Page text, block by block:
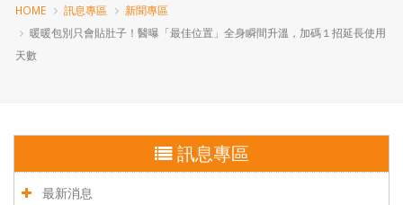
HOME 訊息專區
新聞專區
暖暖包別只會貼肚子！醫曝「最佳位置」全身瞬間升溫，加碼１招延長使用
天數
訊息專區
最新消息